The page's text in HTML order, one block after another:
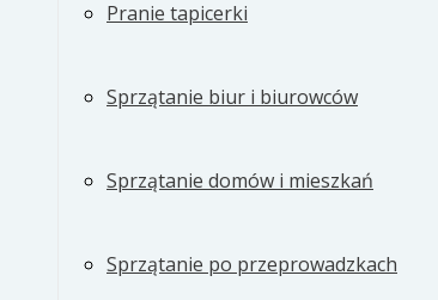
Pranie tapicerki
Sprzątanie biur i biurowców
Sprzątanie domów i mieszkań
Sprzątanie po przeprowadzkach